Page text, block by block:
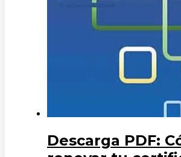
Descarga PDF: